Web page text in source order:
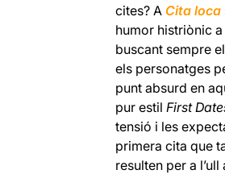
cites? A Cita loca
humor histriònic
buscant sempre
els personatges
punt absurd en
pur estilFirst
tensió i les
primera cita que
resulten per a l’ull